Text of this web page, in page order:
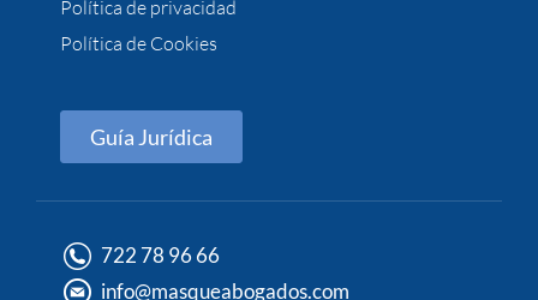
Política de privacidad
Política de Cookies
Guía Jurídica
722 78 96 66
info@masqueabogados.com